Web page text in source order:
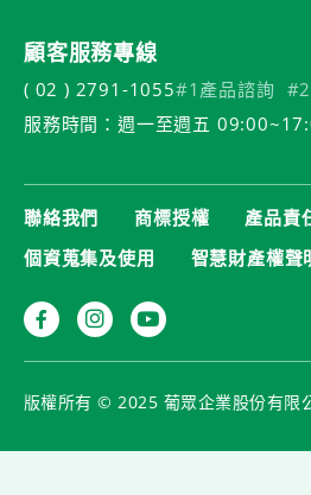
顧客服務專線
( 02 ) 2791-1055#1產品諮詢
服務時間：週一至週五
聯絡我們 商標授權
產品責
個資蒐集及使用
智慧財產權聲
版權所有 © 2025 葡眾企業股份有限